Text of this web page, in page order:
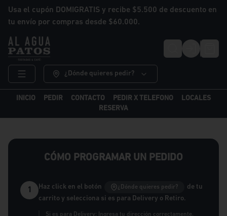
Usa el cupón DOMIGRATIS y recibe $5.500 de descuento en
tu envío por compras desde $60.000.
Login
¿Dónde quieres pedir?
INICIO PEDIR CONTACTO PEDIR X TELEFONO
LOCALES
RESERVA
CÓMO PROGRAMAR UN PEDIDO
1 Haz click en el botón ¿Dónde quieres pedir?
de tu
carrito y selecciona si es para Delivery o Retiro.
Si es para Delivery: Ingresa tu dirección correctamente.